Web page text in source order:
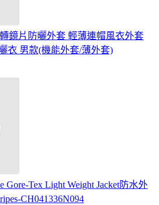
鏡片防曬外套 輕薄連帽風衣外套
衣 男款(機能外套/薄外套)
Gore-Tex Light Weight Jacket防水外
CH041336N094